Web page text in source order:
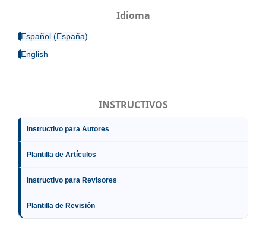
Idioma
Español (España)
English
INSTRUCTIVOS
Instructivo para Autores
Plantilla de Artículos
Instructivo para Revisores
Plantilla de Revisión